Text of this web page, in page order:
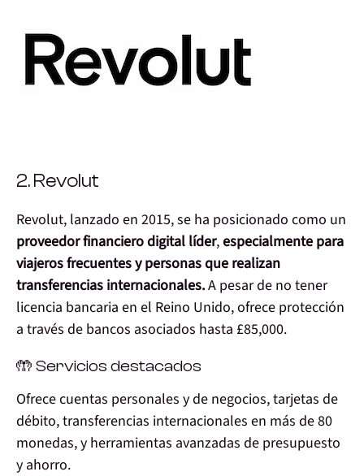
2. Revolut
Revolut, lanzado en 2015, se ha posicionado como un
proveedor financiero digital líder,especialmente para
viajeros frecuentes y personas que realizan
transferencias internacionales.A pesar de no tener
licencia bancaria en el Reino Unido, ofrece protección
a través de bancos asociados hasta £85,000.
🤲 Servicios destacados
Ofrece cuentas personales y de negocios, tarjetas de
débito, transferencias internacionales en más de 80
monedas, y herramientas avanzadas de presupuesto
y ahorro.